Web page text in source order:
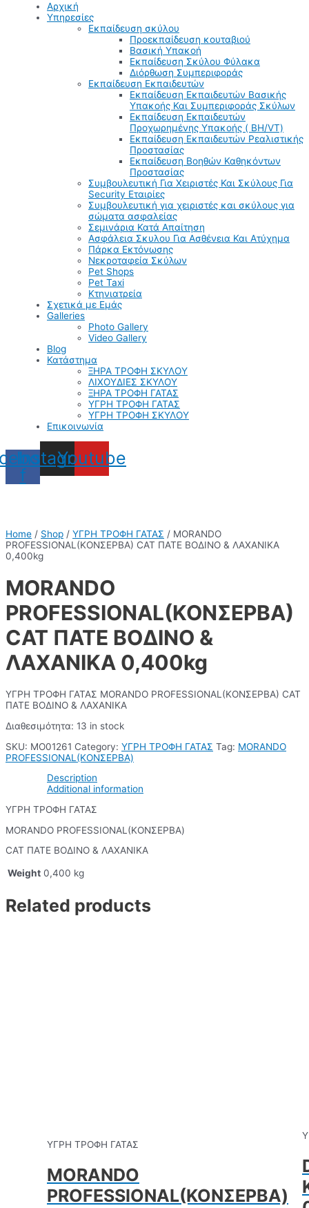
Αρχική
Υπηρεσίες
Εκπαίδευση σκύλου
Προεκπαίδευση κουταβιού
Βασική Υπακοή
Εκπαίδευση Σκύλου Φύλακα
Διόρθωση Συμπεριφοράς
Εκπαίδευση Εκπαιδευτών
Εκπαίδευση Εκπαιδευτών Βασικής
Υπακοής Και Συμπεριφοράς Σκύλων
Εκπαίδευση Εκπαιδευτών
Προχωρημένης Υπακοής ( BH/VT)
Εκπαίδευση Εκπαιδευτών Ρεαλιστικής
Προστασίας
Εκπαίδευση Βοηθών Καθηκόντων
Προστασίας
Συμβουλευτική Για Χειριστές Και Σκύλους Για
Security Εταιρίες
Συμβουλευτική για χειριστές και σκύλους για
σώματα ασφαλείας
Σεμινάρια Κατά Απαίτηση
Ασφάλεια Σκυλου Για Ασθένεια Και Ατύχημα
Πάρκα Εκτόνωσης
Νεκροταφεία Σκύλων
Pet Shops
Pet Taxi
Κτηνιατρεία
Σχετικά με Εμάς
Galleries
Photo Gallery
Video Gallery
Blog
Κατάστημα
ΞΗΡΑ ΤΡΟΦΗ ΣΚΥΛΟΥ
ΛΙΧΟΥΔΙΕΣ ΣΚΥΛΟΥ
ΞΗΡΑ ΤΡΟΦΗ ΓΑΤΑΣ
ΥΓΡΗ ΤΡΟΦΗ ΓΑΤΑΣ
ΥΓΡΗ ΤΡΟΦΗ ΣΚΥΛΟΥ
Επικοινωνία
f
Instagram
Youtube
Home / Shop / ΥΓΡΗ ΤΡΟΦΗ ΓΑΤΑΣ / MORANDO
PROFESSIONAL(ΚΟΝΣΕΡΒΑ) CAT ΠΑΤΕ ΒΟΔΙΝΟ & ΛΑΧΑΝΙΚΑ
0,400kg
MORANDO
PROFESSIONAL(ΚΟΝΣΕΡΒΑ)
CAT ΠΑΤΕ ΒΟΔΙΝΟ &
ΛΑΧΑΝΙΚΑ 0,400kg
ΥΓΡΗ ΤΡΟΦΗ ΓΑΤΑΣ MORANDO PROFESSIONAL(ΚΟΝΣΕΡΒΑ) CAT
ΠΑΤΕ ΒΟΔΙΝΟ & ΛΑΧΑΝΙΚΑ
Διαθεσιμότητα: 13 in stock
SKU: ΜΟ01261 Category: ΥΓΡΗ ΤΡΟΦΗ ΓΑΤΑΣ Tag: MORANDO
PROFESSIONAL(ΚΟΝΣΕΡΒΑ)
Description
Additional information
ΥΓΡΗ ΤΡΟΦΗ ΓΑΤΑΣ
MORANDO PROFESSIONAL(ΚΟΝΣΕΡΒΑ)
CAT ΠΑΤΕ ΒΟΔΙΝΟ & ΛΑΧΑΝΙΚΑ
Weight 0,400 kg
Related products
ΥΓΡΗ ΤΡΟΦΗ ΓΑΤΑΣ
MORANDO
PROFESSIONAL(ΚΟΝΣΕΡΒΑ)